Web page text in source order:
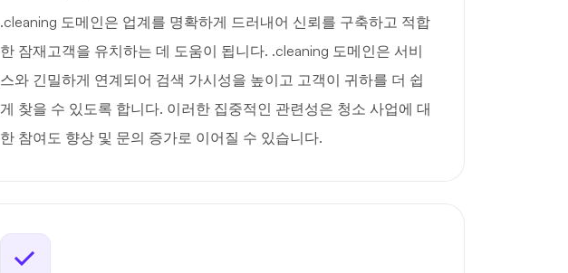
.cleaning 도메인은 업계를 명확하게 드러내어 신뢰를 구축하고 적합
한 잠재고객을 유치하는 데 도움이 됩니다. .cleaning 도메인은 서비
스와 긴밀하게 연계되어 검색 가시성을 높이고 고객이 귀하를 더 쉽
게 찾을 수 있도록 합니다. 이러한 집중적인 관련성은 청소 사업에 대
한 참여도 향상 및 문의 증가로 이어질 수 있습니다.